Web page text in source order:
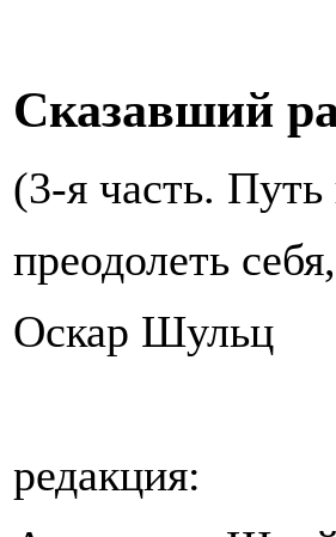
Сказавший
(3-я часть.
преодолеть
Оскар Шульц
редакция: